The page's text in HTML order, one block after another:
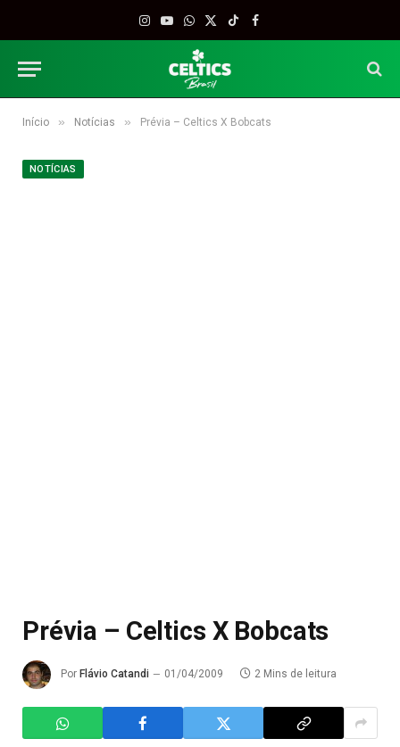
Instagram
YouTube
WhatsApp
X
TikTokFacebook
Início » Notícias » Prévia – Celtics X Bobcats
NOTÍCIAS
Prévia – Celtics X Bobcats
Por Flávio Catandi 01/04/2009 2 Mins de leitura